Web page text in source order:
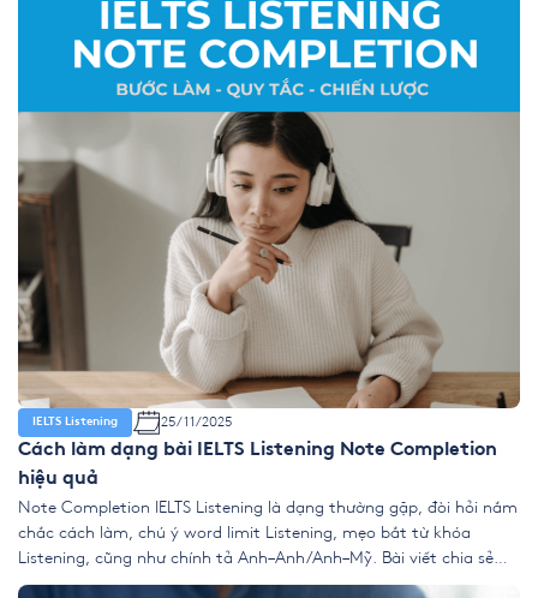
IELTS Listening 25/11/2025
Cách làm dạng bài IELTS Listening Note Completion
hiệu quả
Note Completion IELTS Listening là dạng thường gặp, đòi hỏi nắm
chắc cách làm, chú ý word limit Listening, mẹo bắt từ khóa
Listening, cũng như chính tả Anh–Anh/Anh–Mỹ. Bài viết chia sẻ
chiến lược hiệu quả để làm tốt điền ghi chú IELTS Listening. 1.